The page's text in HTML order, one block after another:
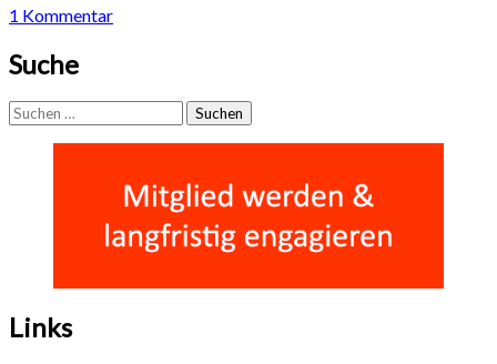
1 Kommentar
Suche
Suchen
nach:
Links